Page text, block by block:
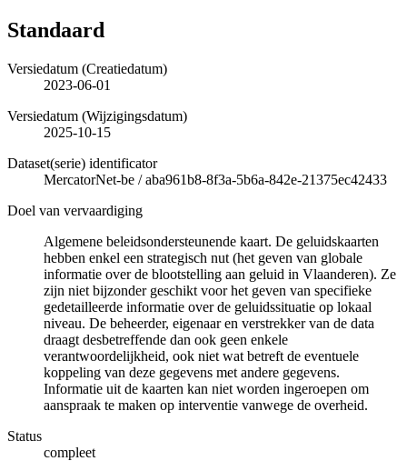
Standaard
Versiedatum (Creatiedatum)
2023-06-01
Versiedatum (Wijzigingsdatum)
2025-10-15
Dataset(serie) identificator
MercatorNet-be /aba961b8-8f3a-5b6a-842e-21375ec42433
Doel van vervaardiging
Algemene beleidsondersteunende kaart. De geluidskaarten
hebben enkel een strategisch nut (het geven van globale
informatie over de blootstelling aan geluid in Vlaanderen). Ze
zijn niet bijzonder geschikt voor het geven van specifieke
gedetailleerde informatie over de geluidssituatie op lokaal
niveau. De beheerder, eigenaar en verstrekker van de data
draagt desbetreffende dan ook geen enkele
verantwoordelijkheid, ook niet wat betreft de eventuele
koppeling van deze gegevens met andere gegevens.
Informatie uit de kaarten kan niet worden ingeroepen om
aanspraak te maken op interventie vanwege de overheid.
Status
compleet